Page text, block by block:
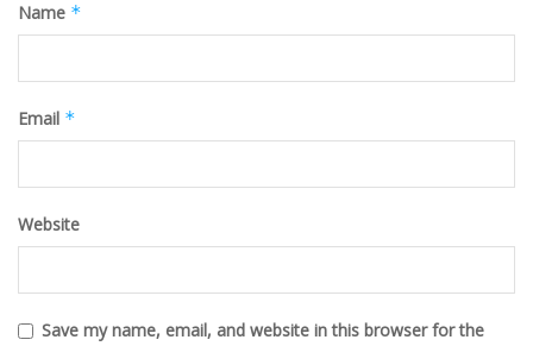
Name *
Email *
Website
Save my name, email, and website in this browser for the